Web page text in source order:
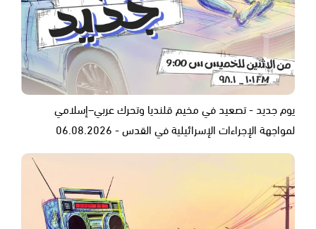
يوم جديد - تصعيد في مخيم قلنديا وتحرك عربي–إسلامي
لمواجهة الإجراءات الإسرائيلية في القدس - 06.08.2026